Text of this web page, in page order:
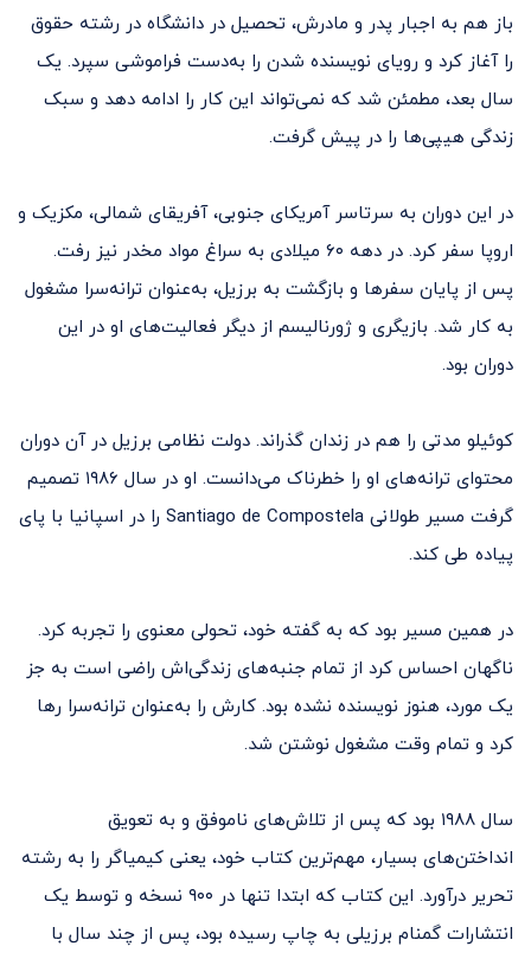
باز هم به اجبار پدر و مادرش، تحصیل در دانشگاه در رشته حقوق
را آغاز کرد و رویای نویسنده شدن را به‌دست فراموشی سپرد. یک
سال بعد، مطمئن شد که نمی‌تواند این کار را ادامه دهد و سبک
زندگی هیپی‌ها را در پیش گرفت.
در این دوران به سرتاسر آمریکای جنوبی، آفریقای شمالی، مکزیک و
اروپا سفر کرد. در دهه ۶۰ میلادی به سراغ مواد مخدر نیز رفت.
پس از پایان سفرها و بازگشت به برزیل، به‌عنوان ترانه‌سرا مشغول
به کار شد. بازیگری و ژورنالیسم از دیگر فعالیت‌های او در این
دوران بود.
کوئیلو مدتی را هم در زندان گذراند. دولت نظامی برزیل در آن دوران
محتوای ترانه‌های او را خطرناک می‌دانست. او در سال ۱۹۸۶ تصمیم
گرفت مسیر طولانی Santiago de Compostela را در اسپانیا با پای
پیاده طی کند.
در همین مسیر بود که به گفته خود، تحولی معنوی را تجربه کرد.
ناگهان احساس کرد از تمام جنبه‌های زندگی‌اش راضی است به جز
یک مورد، هنوز نویسنده نشده بود. کارش را به‌عنوان ترانه‌سرا رها
کرد و تمام وقت مشغول نوشتن شد.
سال ۱۹۸۸ بود که پس از تلاش‌های ناموفق و به‌ تعویق‌
انداختن‌های بسیار، مهم‌ترین کتاب خود، یعنی کیمیاگر را به رشته
تحریر درآورد. این کتاب که ابتدا تنها در ۹۰۰ نسخه و توسط یک
انتشارات گمنام برزیلی به چاپ رسیده بود، پس از چند سال با